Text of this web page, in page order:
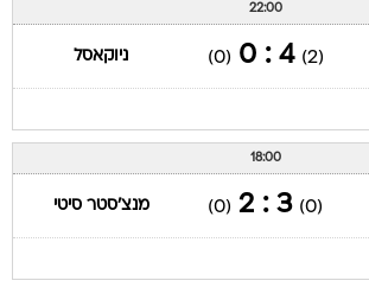
22:00
(2)
4 : 0
(0) ניוקאסל
18:00
(0)
3 : 2
(0) מנצ'סטר סיטי